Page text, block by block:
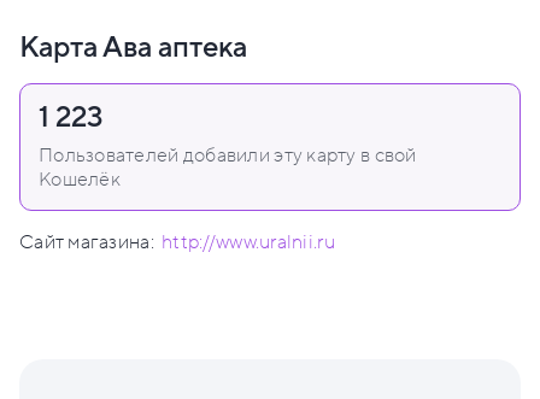
Карта Ава аптека
1 223
Пользователей добавили эту карту в свой
Кошелёк
Сайт магазина: http://www.uralnii.ru